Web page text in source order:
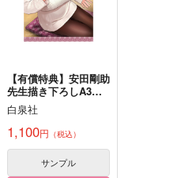
サンプル
【有償特典】安田剛助
先生描き下ろしA3タ
ペストリー（となりの
信國さんは俺のことが
好きな気がする 7）
白泉社
1,100円 （税込）
サンプル